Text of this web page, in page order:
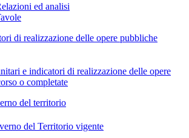
ed analisi
di realizzazione delle opere pubbliche
e indicatori di realizzazione delle opere
o completate
del territorio
del Territorio vigente